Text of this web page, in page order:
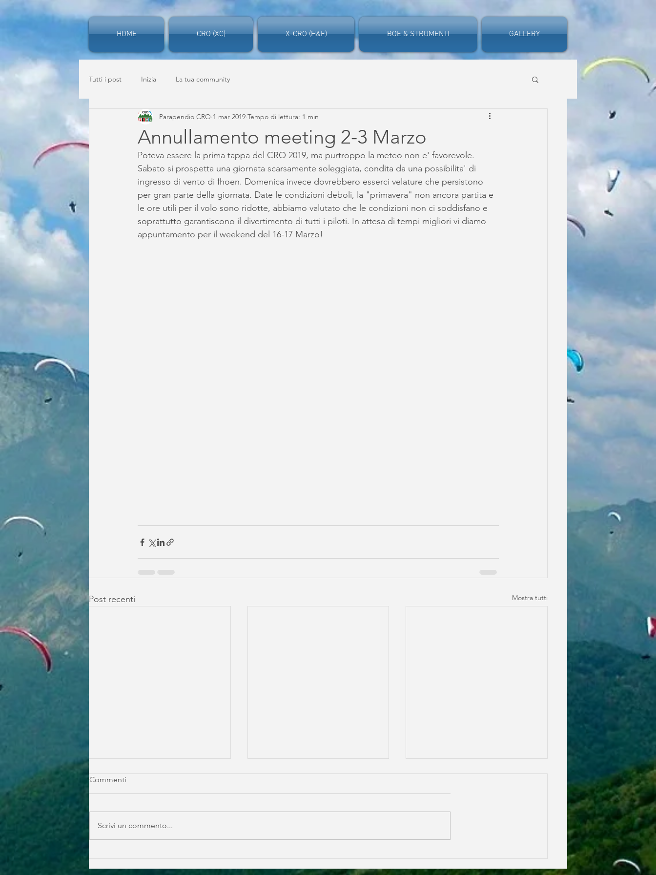
HOME CRO (XC) X-CRO (H&F) BOE & STRUMENTI GALLERY
Tutti i post Inizia La tua community
Annullamento meeting 2-3 Marzo
Parapendio CRO 1 mar 2019 Tempo di lettura: 1 min
Poteva essere la prima tappa del CRO 2019, ma purtroppo la meteo non e' favorevole.
Sabato si prospetta una giornata scarsamente soleggiata, condita da una possibilita' di
ingresso di vento di fhoen. Domenica invece dovrebbero esserci velature che persistono
per gran parte della giornata. Date le condizioni deboli, la "primavera" non ancora partita e
le ore utili per il volo sono ridotte, abbiamo valutato che le condizioni non ci soddisfano e
soprattutto garantiscono il divertimento di tutti i piloti. In attesa di tempi migliori vi diamo
appuntamento per il weekend del 16-17 Marzo!
Post recenti Mostra tutti
Vi ricordiamo l'appuntamento del
il sito...
Commenti
Scrivi un commento...